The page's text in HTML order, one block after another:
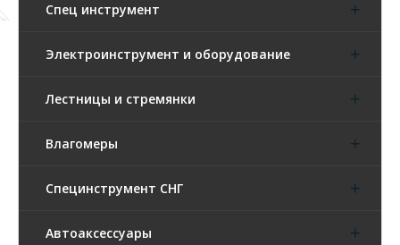
Спец инструмент
Электроинструмент и оборудование
Лестницы и стремянки
Влагомеры
Специнструмент СНГ
Автоаксессуары